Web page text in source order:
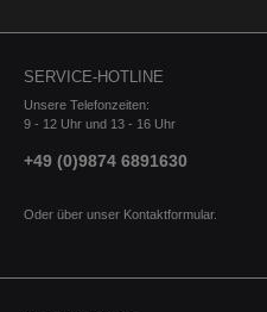
SERVICE-HOTLINE
Unsere Telefonzeiten:
9 - 12 Uhr und 13 - 16 Uhr
+49 (0)9874 6891630
Oder über unser Kontaktformular.